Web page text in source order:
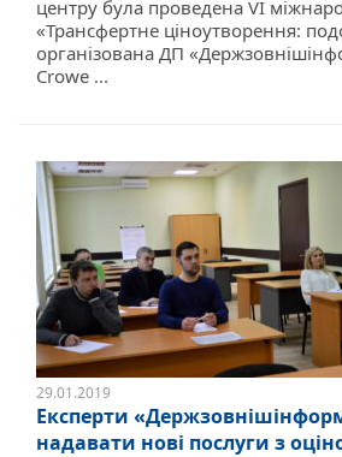
центру була проведена VI
«Трансфертне ціноутворення:
організована ДП
Crowe ...
29.01.2019
Експерти
надавати нові послуги з